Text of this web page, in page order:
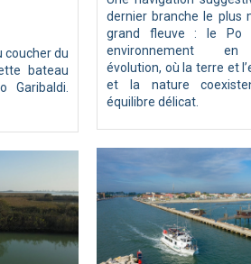
dernier branche le plus
grand fleuve : le Po
environnement en
évolution, où la terre et
et la nature
équilibre délicat.
coucher du
bateau